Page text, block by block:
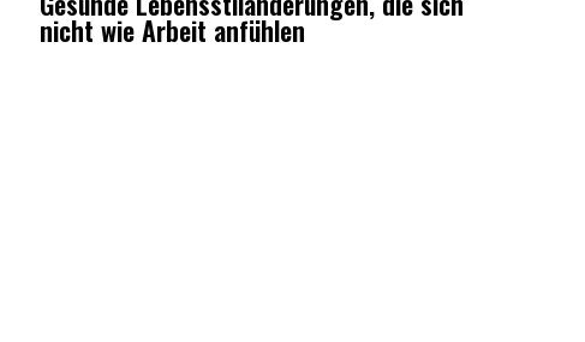
nicht wie Arbeit anfühlen